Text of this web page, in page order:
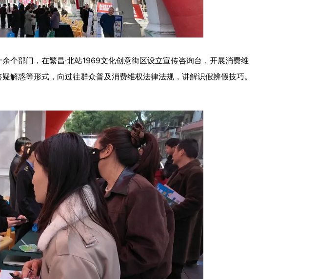
部门，在繁昌·北站1969文化创意街区设立宣传咨询台，开展消费维
解惑等形式，向过往群众普及消费维权法律法规，讲解识假辨假技巧。